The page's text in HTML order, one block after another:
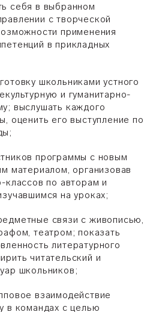
себя в выбранном
с творческой
применения
в прикладных
школьниками устного
и гуманитарно-
выслушать каждого
оценить его выступление по
программы с новым
материалом, организовав
классов по авторам и
на уроках;
связи с живописью,
театром; показать
литературного
читательский и
школьников;
взаимодействие
в командах с целью